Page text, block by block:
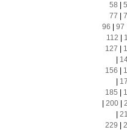
58
77
96
97
112
127
156
185
200|
229